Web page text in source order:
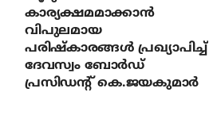
കാര്യക്ഷമമാക്കാന്‍
വിപുലമായ
പരിഷ്‌കാരങ്ങള്‍ പ്രഖ്യാപിച്ച്
ദേവസ്വം ബോര്‍ഡ്
പ്രസിഡന്റ് കെ.ജയകുമാര്‍